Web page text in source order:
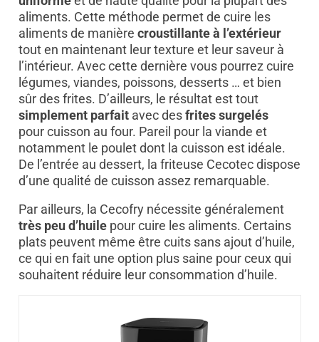
aliments. Cette méthode permet de cuire les
aliments de manière croustillante à l’extérieur
tout en maintenant leur texture et leur saveur à
l’intérieur. Avec cette dernière vous pourrez cuire
légumes, viandes, poissons, desserts … et bien
sûr des frites. D’ailleurs, le résultat est tout
simplement parfaitavec desfrites surgelés
pour cuisson au four. Pareil pour la viande et
notamment le poulet dont la cuisson est idéale.
De l’entrée au dessert, la friteuse Cecotec dispose
d’une qualité de cuisson assez remarquable.
Par ailleurs, la Cecofry nécessite généralement
très peu d’huilepour cuire les aliments. Certains
plats peuvent même être cuits sans ajout d’huile,
ce qui en fait une option plus saine pour ceux qui
souhaitent réduire leur consommation d’huile.